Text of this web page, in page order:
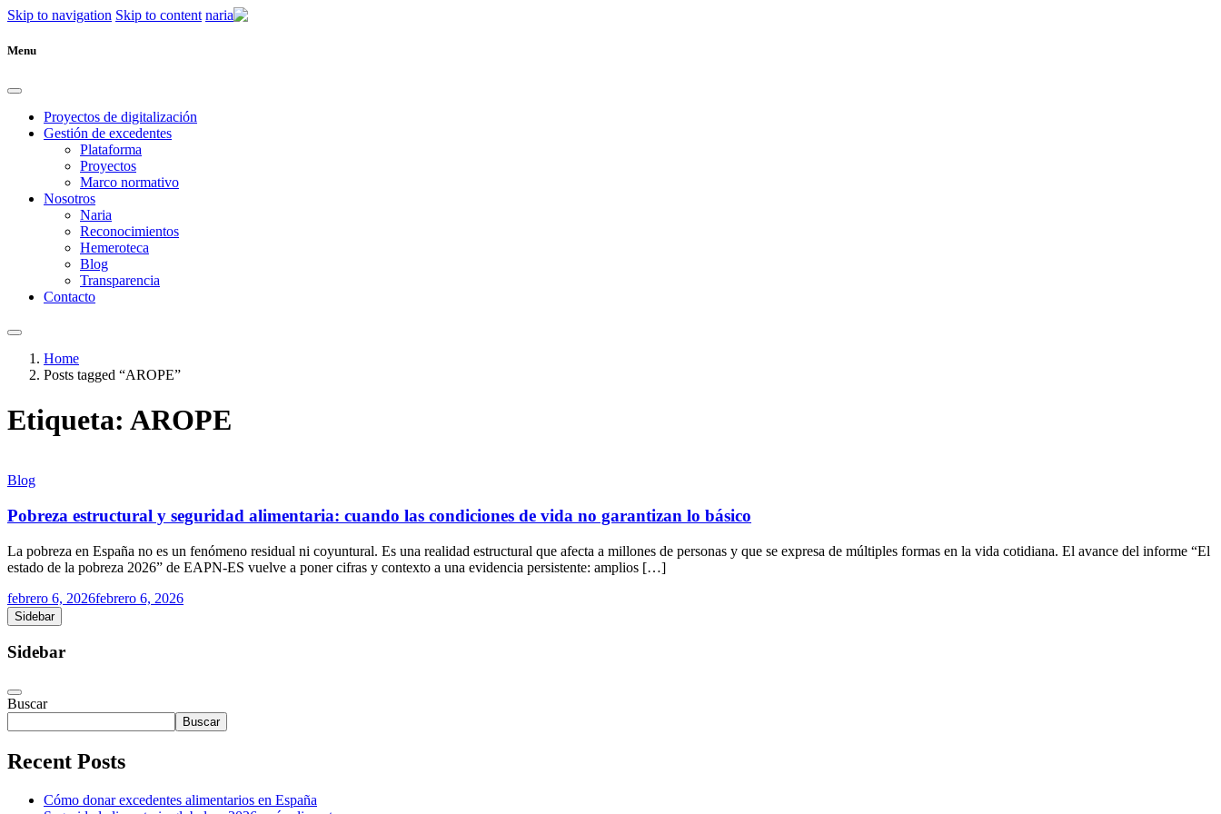
Skip to navigation Skip to content naria
Menu
Proyectos de digitalización
Gestión de excedentes
Plataforma
Proyectos
Marco normativo
Nosotros
Naria
Reconocimientos
Hemeroteca
Blog
Transparencia
Contacto
Home
Posts tagged “AROPE”
Etiqueta: AROPE
Blog
Pobreza estructural y seguridad alimentaria: cuando las condiciones de vida no garantizan lo básico
La pobreza en España no es un fenómeno residual ni coyuntural. Es una realidad estructural que afecta a millones de personas y que se expresa de múltiples formas en la vida cotidiana. El avance del informe “El
estado de la pobreza 2026” de EAPN-ES vuelve a poner cifras y contexto a una evidencia persistente: amplios […]
febrero 6, 2026febrero 6, 2026
Sidebar
Sidebar
Buscar
Buscar
Recent Posts
Cómo donar excedentes alimentarios en España